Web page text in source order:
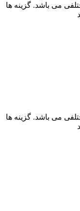
می باشد. گزینه ها
می باشد. گزینه ها